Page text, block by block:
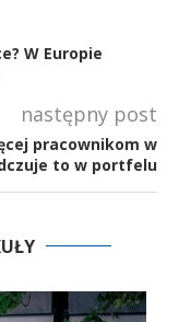
W Europie
następny post
pracownikom w
to w portfelu